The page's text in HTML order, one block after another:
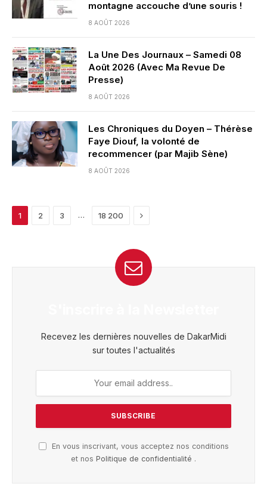
montagne accouche d’une souris !
8 AOÛT 2026
La Une Des Journaux – Samedi 08
Août 2026 (Avec Ma Revue De
Presse)
8 AOÛT 2026
Les Chroniques du Doyen – Thérèse
Faye Diouf, la volonté de
recommencer (par Majib Sène)
8 AOÛT 2026
1 2 3 … 18 200 Next
Recevez les dernières nouvelles de DakarMidi
sur toutes l'actualités
En vous inscrivant, vous acceptez nos conditions
et nos Politique de confidentialité .